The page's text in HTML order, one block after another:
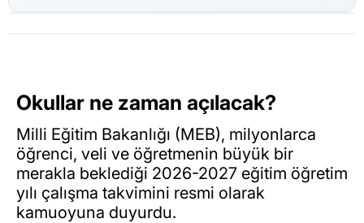
Okullar ne zaman açılacak?
Milli Eğitim Bakanlığı (MEB), milyonlarca
öğrenci, veli ve öğretmenin büyük bir
merakla beklediği 2026-2027 eğitim öğretim
yılı çalışma takvimini resmi olarak
kamuoyuna duyurdu.